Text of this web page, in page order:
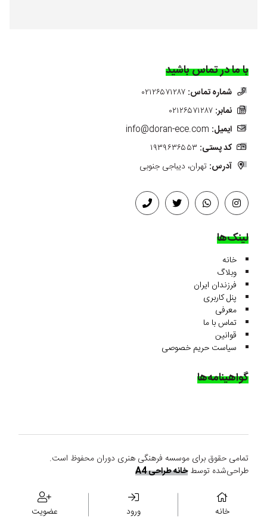
با ما در تماس باشید
شماره تماس: ۰۲۱۲۶۵۷۱۲۸۷
نمابر: ۰۲۱۲۶۵۷۱۲۸۷
ایمیل: info@doran-ece.com
کد پستی: ۱۹۳۹۶۳۶۵۵۳
آدرس: تهران، دیباجی جنوبی
لینک‌ها
خانه
وبلاگ
فرزندان ایران
پنل کاربری
معرفی
تماس با ما
قوانین
سیاست حریم خصوصی
گواهینامه‌ها
تمامی حقوق برای موسسه فرهنگی هنری دوران محفوظ است.
طراحی‌شده توسطخانه طراحی A4
خانه ورود عضویت